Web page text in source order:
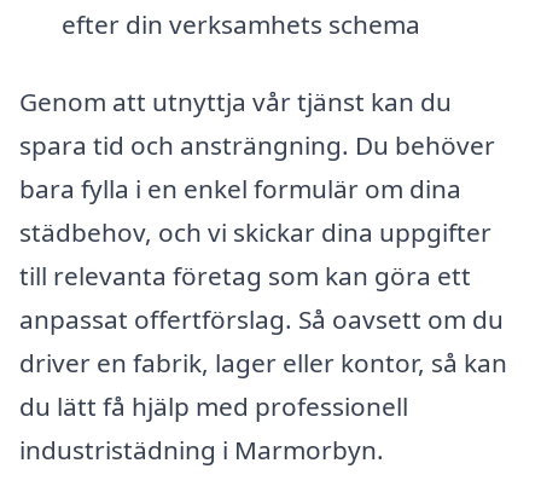
efter din verksamhets schema
Genom att utnyttja vår tjänst kan du
spara tid och ansträngning. Du behöver
bara fylla i en enkel formulär om dina
städbehov, och vi skickar dina uppgifter
till relevanta företag som kan göra ett
anpassat offertförslag. Så oavsett om du
driver en fabrik, lager eller kontor, så kan
du lätt få hjälp med professionell
industristädning i Marmorbyn.